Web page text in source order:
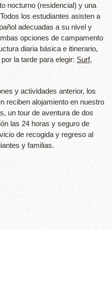
nocturno (residencial) y una
los estudiantes asisten a
adecuadas a su nivel y
opciones de campamento
diaria básica e itinerario,
la tarde para elegir: Surf,
y actividades anterior, los
reciben alojamiento en nuestro
un tour de aventura de dos
las 24 horas y seguro de
de recogida y regreso al
y familias.